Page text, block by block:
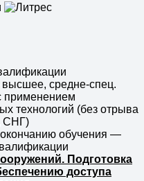
высшее, средне-спец.
применением
технологий (без отрыва
СНГ)
обучения —
Подготовка
доступа